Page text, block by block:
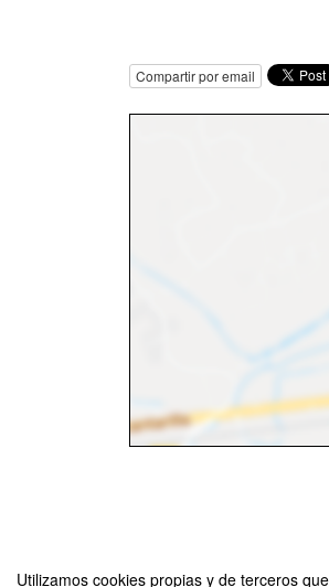
Utilizamos cookies propias y de terceros
Compartir por email
Mesa redonda. "El indulto en el